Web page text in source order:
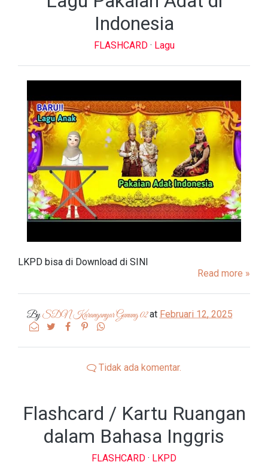
Indonesia
FLASHCARD · Lagu
LKPD bisa di Download di SINI
Read more »
BySDN Karanganyar Gunung 02at Februari 12, 2025
Tidak ada komentar.
Flashcard / Kartu Ruangan
dalam Bahasa Inggris
FLASHCARD · LKPD